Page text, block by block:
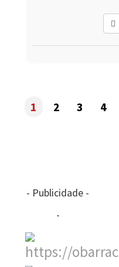
1 2 3 4
- Publicidade -